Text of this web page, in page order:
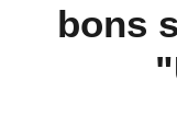
bons